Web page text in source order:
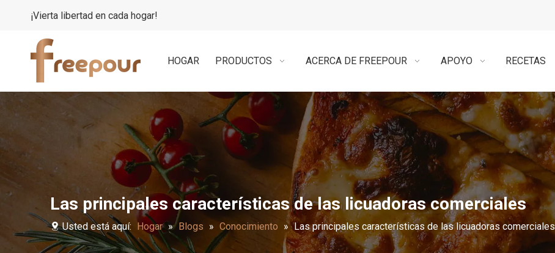
¡Vierta libertad en cada hogar!
HOGAR PRODUCTOS ACERCA DE FREEPOUR APOYO RECETAS
Las principales características de las licuadoras comerciales
Usted está aquí: Hogar » Blogs » Conocimiento » Las principales características de las licuadoras comerciales